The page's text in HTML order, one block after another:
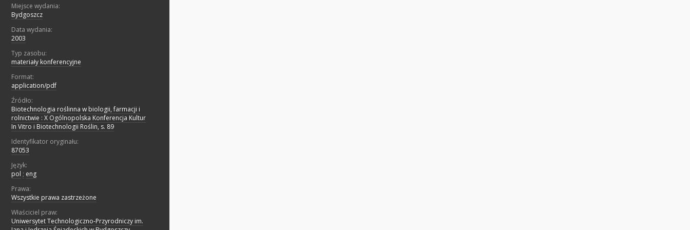
Miejsce wydania:
Bydgoszcz
Data wydania:
2003
Typ zasobu:
materiały konferencyjne
Format:
application/pdf
Źródło:
Biotechnologia roślinna w biologii, farmacji i
rolnictwie : X Ogólnopolska Konferencja Kultur
In Vitro i Biotechnologii Roślin, s. 89
Identyfikator oryginału:
87053
Język:
pol ; eng
Prawa:
Wszystkie prawa zastrzeżone
Właściciel praw:
Uniwersytet Technologiczno-Przyrodniczy im.